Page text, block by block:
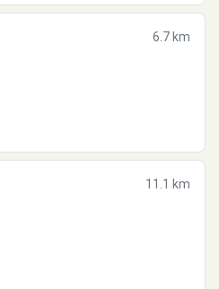
6.7 km
11.1 km